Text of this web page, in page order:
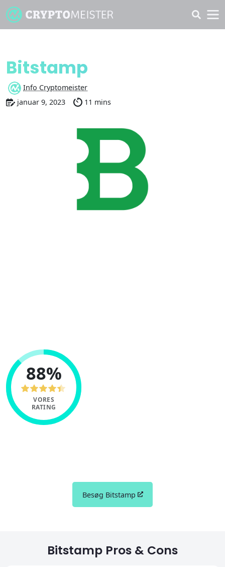
Bitstamp
Info Cryptomeister
januar 9, 2023
11 mins
88%
VORES
RATING
Besøg Bitstamp
Bitstamp Pros & Cons